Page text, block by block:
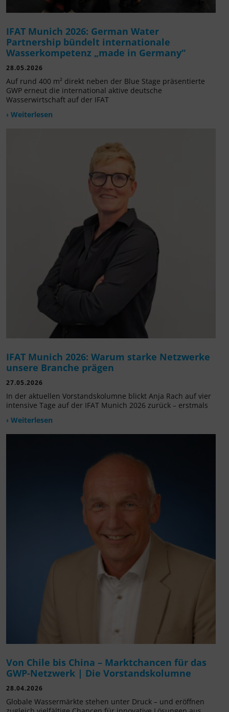
IFAT Munich 2026: German Water
Partnership bündelt internationale
Wasserkompetenz „made in Germany“
28.05.2026
Auf rund 400 m² direkt neben der Blue Stage präsentierte
GWP erneut die international aktive deutsche
Wasserwirtschaft auf der IFAT
› Weiterlesen
IFAT Munich 2026: Warum starke Netzwerke
unsere Branche prägen
27.05.2026
In der aktuellen Vorstandskolumne blickt Anja Rach auf vier
intensive Tage auf der IFAT Munich 2026 zurück – erstmals
› Weiterlesen
Von Chile bis China – Marktchancen für das
GWP-Netzwerk | Die Vorstandskolumne
28.04.2026
Globale Wassermärkte stehen unter Druck – und eröffnen